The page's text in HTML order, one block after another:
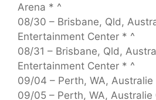
Arena * ^
08/30 – Brisbane, Qld,
Entertainment Center * ^
08/31 – Brisbane, Qld,
Entertainment Center * ^
09/04 – Perth, WA, Australie
09/05 – Perth, WA, Australie